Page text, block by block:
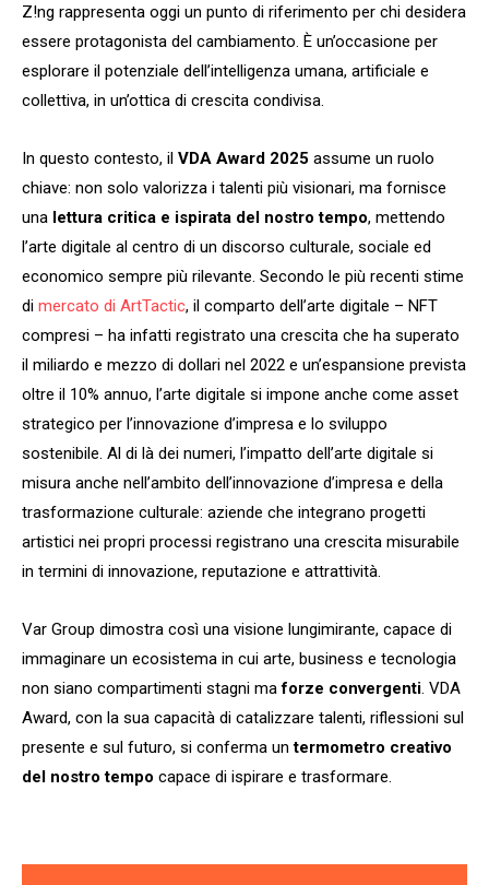
Z!ng rappresenta oggi un punto di riferimento per chi desidera
essere protagonista del cambiamento. È un’occasione per
esplorare il potenziale dell’intelligenza umana, artificiale e
collettiva, in un’ottica di crescita condivisa.
In questo contesto, il VDA Award 2025 assume un ruolo
chiave: non solo valorizza i talenti più visionari, ma fornisce
una lettura critica e ispirata del nostro tempo, mettendo
l’arte digitale al centro di un discorso culturale, sociale ed
economico sempre più rilevante. Secondo le più recenti stime
di mercato di ArtTactic, il comparto dell’arte digitale – NFT
compresi – ha infatti registrato una crescita che ha superato
il miliardo e mezzo di dollari nel 2022 e un’espansione prevista
oltre il 10% annuo, l’arte digitale si impone anche come asset
strategico per l’innovazione d’impresa e lo sviluppo
sostenibile. Al di là dei numeri, l’impatto dell’arte digitale si
misura anche nell’ambito dell’innovazione d’impresa e della
trasformazione culturale: aziende che integrano progetti
artistici nei propri processi registrano una crescita misurabile
in termini di innovazione, reputazione e attrattività.
Var Group dimostra così una visione lungimirante, capace di
immaginare un ecosistema in cui arte, business e tecnologia
non siano compartimenti stagni maforze convergenti. VDA
Award, con la sua capacità di catalizzare talenti, riflessioni sul
presente e sul futuro, si conferma untermometro creativo
del nostro tempo capace di ispirare e trasformare.